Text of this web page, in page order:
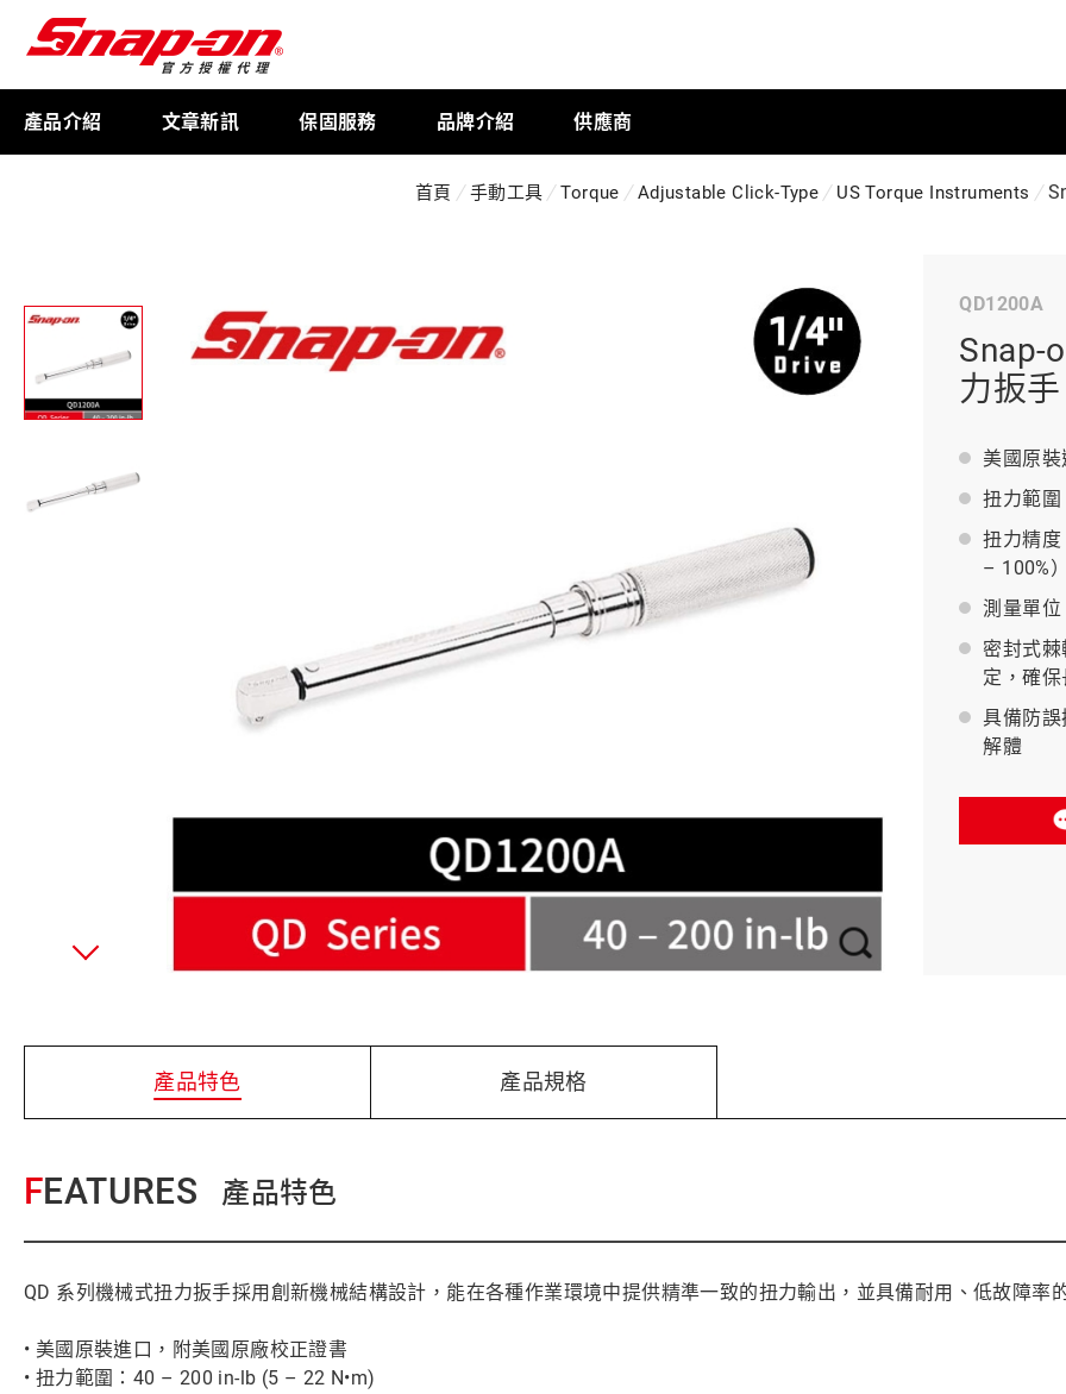
產品介紹
扭力扳手
BAHCO 瑞典魚牌
文章新訊 保固服務 品牌介紹 供應商
首頁 手動工具 Torque Adjustable Click-Type US Torque Instruments
QD1200A
Snap-
力扳
美國原
扭力範
扭力精度
– 100%）
測量單
密封式
定，確
具備防
解體
產品特色 產品規格
FEATURES 產品特色
QD 系列機械式扭力扳手採用創新機械結構設計，能在各種作業環境中提供精準一致的扭力輸出，並具備耐用、低故障率
• 美國原裝進口，附美國原廠校正證書
• 扭力範圍：40 – 200 in-lb (5 – 22 N•m)